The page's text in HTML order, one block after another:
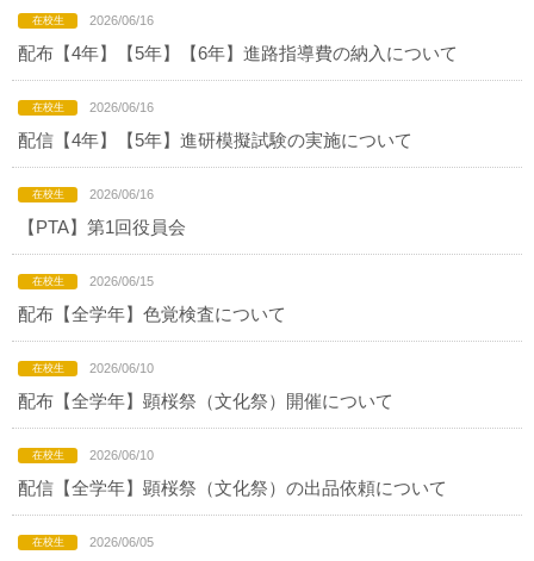
2026/06/16
配布【4年】【5年】【6年】進路指導費の納入について
2026/06/16
配信【4年】【5年】進研模擬試験の実施について
2026/06/16
【PTA】第1回役員会
2026/06/15
配布【全学年】色覚検査について
2026/06/10
配布【全学年】顕桜祭（文化祭）開催について
2026/06/10
配信【全学年】顕桜祭（文化祭）の出品依頼について
2026/06/05